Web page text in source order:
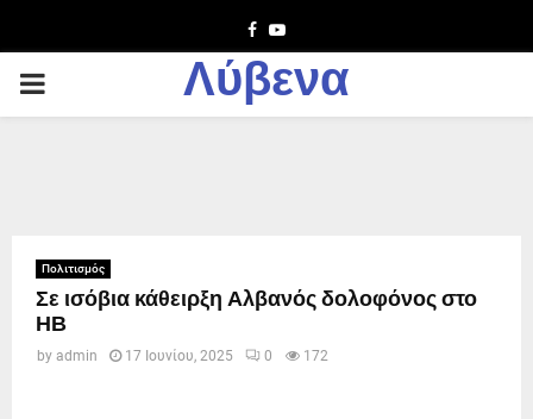
Facebook
Youtube
PRIMARY
Λύβενα
Πολιτισμός
Σε ισόβια κάθειρξη Αλβανός δολοφόνος στο
ΗΒ
by admin 17 Ιουνίου, 2025 0 172